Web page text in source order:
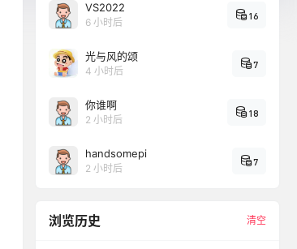
VS2022
6 小时后
16
光与风的颂
4 小时后
7
你谁啊
2 小时后
18
handsomepi
2 小时后
7
浏览历史 清空